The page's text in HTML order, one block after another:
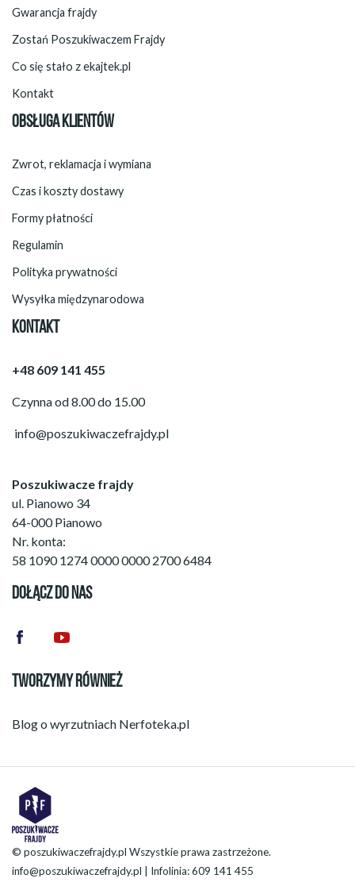
Gwarancja frajdy
Zostań Poszukiwaczem Frajdy
Co się stało z ekajtek.pl
Kontakt
OBSŁUGA KLIENTÓW
Zwrot, reklamacja i wymiana
Czas i koszty dostawy
Formy płatności
Regulamin
Polityka prywatności
Wysyłka międzynarodowa
KONTAKT
+48 609 141 455
Czynna od 8.00 do 15.00
info@poszukiwaczefrajdy.pl
Poszukiwacze frajdy
ul. Pianowo 34
64-000 Pianowo
Nr. konta:
58 1090 1274 0000 0000 2700 6484
DOŁĄCZ DO NAS
TWORZYMY RÓWNIEŻ
Blog o wyrzutniach Nerfoteka.pl
© poszukiwaczefrajdy.pl Wszystkie prawa zastrzeżone.
info@poszukiwaczefrajdy.pl | Infolinia: 609 141 455